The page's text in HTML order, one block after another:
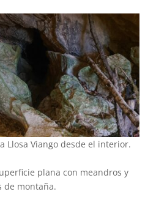
Llosa Viango desde el interior.
plana con meandros y
de montaña.